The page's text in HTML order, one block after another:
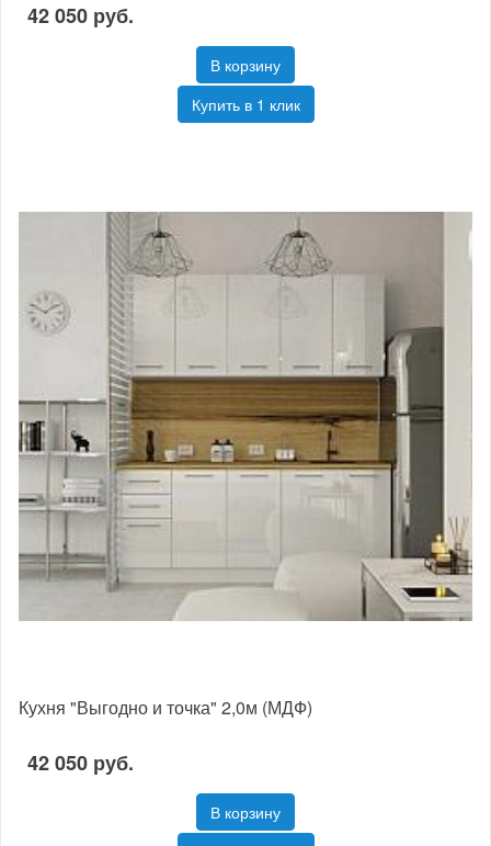
42 050 руб.
В корзину
Купить в 1 клик
Кухня "Выгодно и точка" 2,0м (МДФ)
42 050 руб.
В корзину